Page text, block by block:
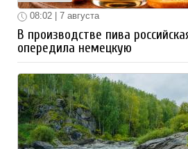
08:02 | 7 августа
В производстве пива
опередила немецкую